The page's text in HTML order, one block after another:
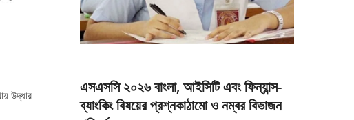
উদ্ধার
এসএসসি ২০২৬ বাংলা, আইসিটি এবং ফিন্যান্স-
ব্যাংকিং বিষয়ের প্রশ্নকাঠামো ও নম্বর বিভাজন